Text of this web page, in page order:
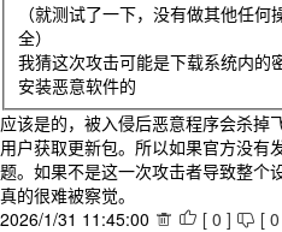
（就测试了一下，没有做其他任
全）
我猜这次攻击可能是下载系统内的
安装恶意软件的
应该是的，被入侵后恶意程序会杀掉
用户获取更新包。所以如果官方没有
题。如果不是这一次攻击者导致整个
真的很难被察觉。
2026/1/31 11:45:00   [ 0 ]  [ 0